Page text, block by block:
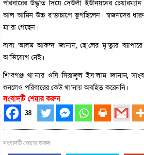
পরিবারের উদ্ধৃতি দিয়ে দেউলী ইউনিয়নের
আল আমিন উচ্চ র’ক্তচাপে ভুগছিলেন। স্বজনদের
মা’রা গেছেন।
বাবা আলম আকন্দ জানান, ছে’লের মৃ’ত্যুর
অ’ভিযোগ নেই।
শি’বগঞ্জ থা’নার ওসি সিরাজুল ইস’লাম জানান,
শুনলেও পরিবারের কেউ থা’নায় অবহিত করেননি।
সংবাদটি শেয়ার করুন
38
সংবাদটি শেয়ার করুন: